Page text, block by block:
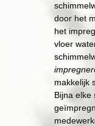
door het
het
vloer
makkelijk
​Bijna elke